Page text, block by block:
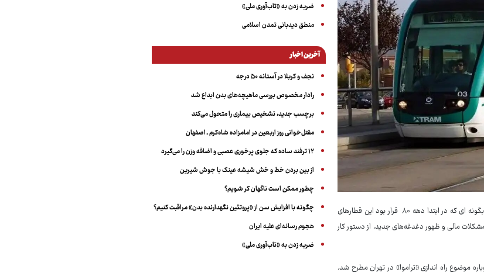
: موضوع ساخت «تراموا» سالهاست که از سوی مدیران شهری در تهران مطرح شده، بگونه ای که در ابتدا دهه ۸۰ قرار بود این قطارهای
مالی و ظهور دغدغه‌های جدید، از دستور کار
موضوع راه اندازی «تراموا» در تهران مطرح شد.
ضربه زدن به «تاب‌آوری ملی»
منطق دیدبانی تمدن اسلامی
آخرین اخبار
نجف و کربلا در آستانه ۵۰ درجه
رادار مخصوص بررسی ماهیچه‌های بدن ابداع شد
برچسب جدید، تشخیص بیماری را متحول می‌کند
مقتل‌خوانی روز اربعین در امامزاده شاه‌کرم ـ اصفهان
۱۲ ترفند ساده که جلوی پرخوری عصبی و اضافه ‌وزن را می‌گیرد
از بین بردن خط و خش شیشه عینک با جوش شیرین
چطور ممکن است ناگهان کر شویم؟
چگونه با افزایش سن از «پروتئین نگهدارنده بدن» مراقبت کنیم؟
هجوم رسانه‌ای علیه ایران
ضربه زدن به «تاب‌آوری ملی»